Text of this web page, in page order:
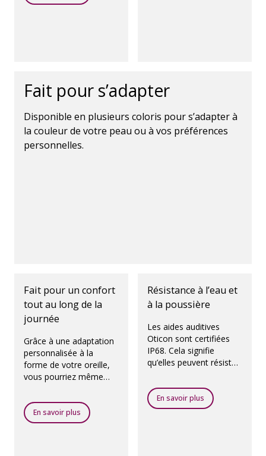
Fait pour s’adapter
Disponible en plusieurs coloris pour s’adapter à
la couleur de votre peau ou à vos préférences
personnelles.
Fait pour un confort
tout au long de la
journée
Grâce à une adaptation
personnalisée à la
forme de votre oreille,
vous pourriez même
des aides auditives.
En savoir plus
Résistance à l’eau et
à la poussière
Les aides auditives
Oticon sont certifiées
IP68. Cela signifie
qu’elles peuvent résister
poussière.
En savoir plus